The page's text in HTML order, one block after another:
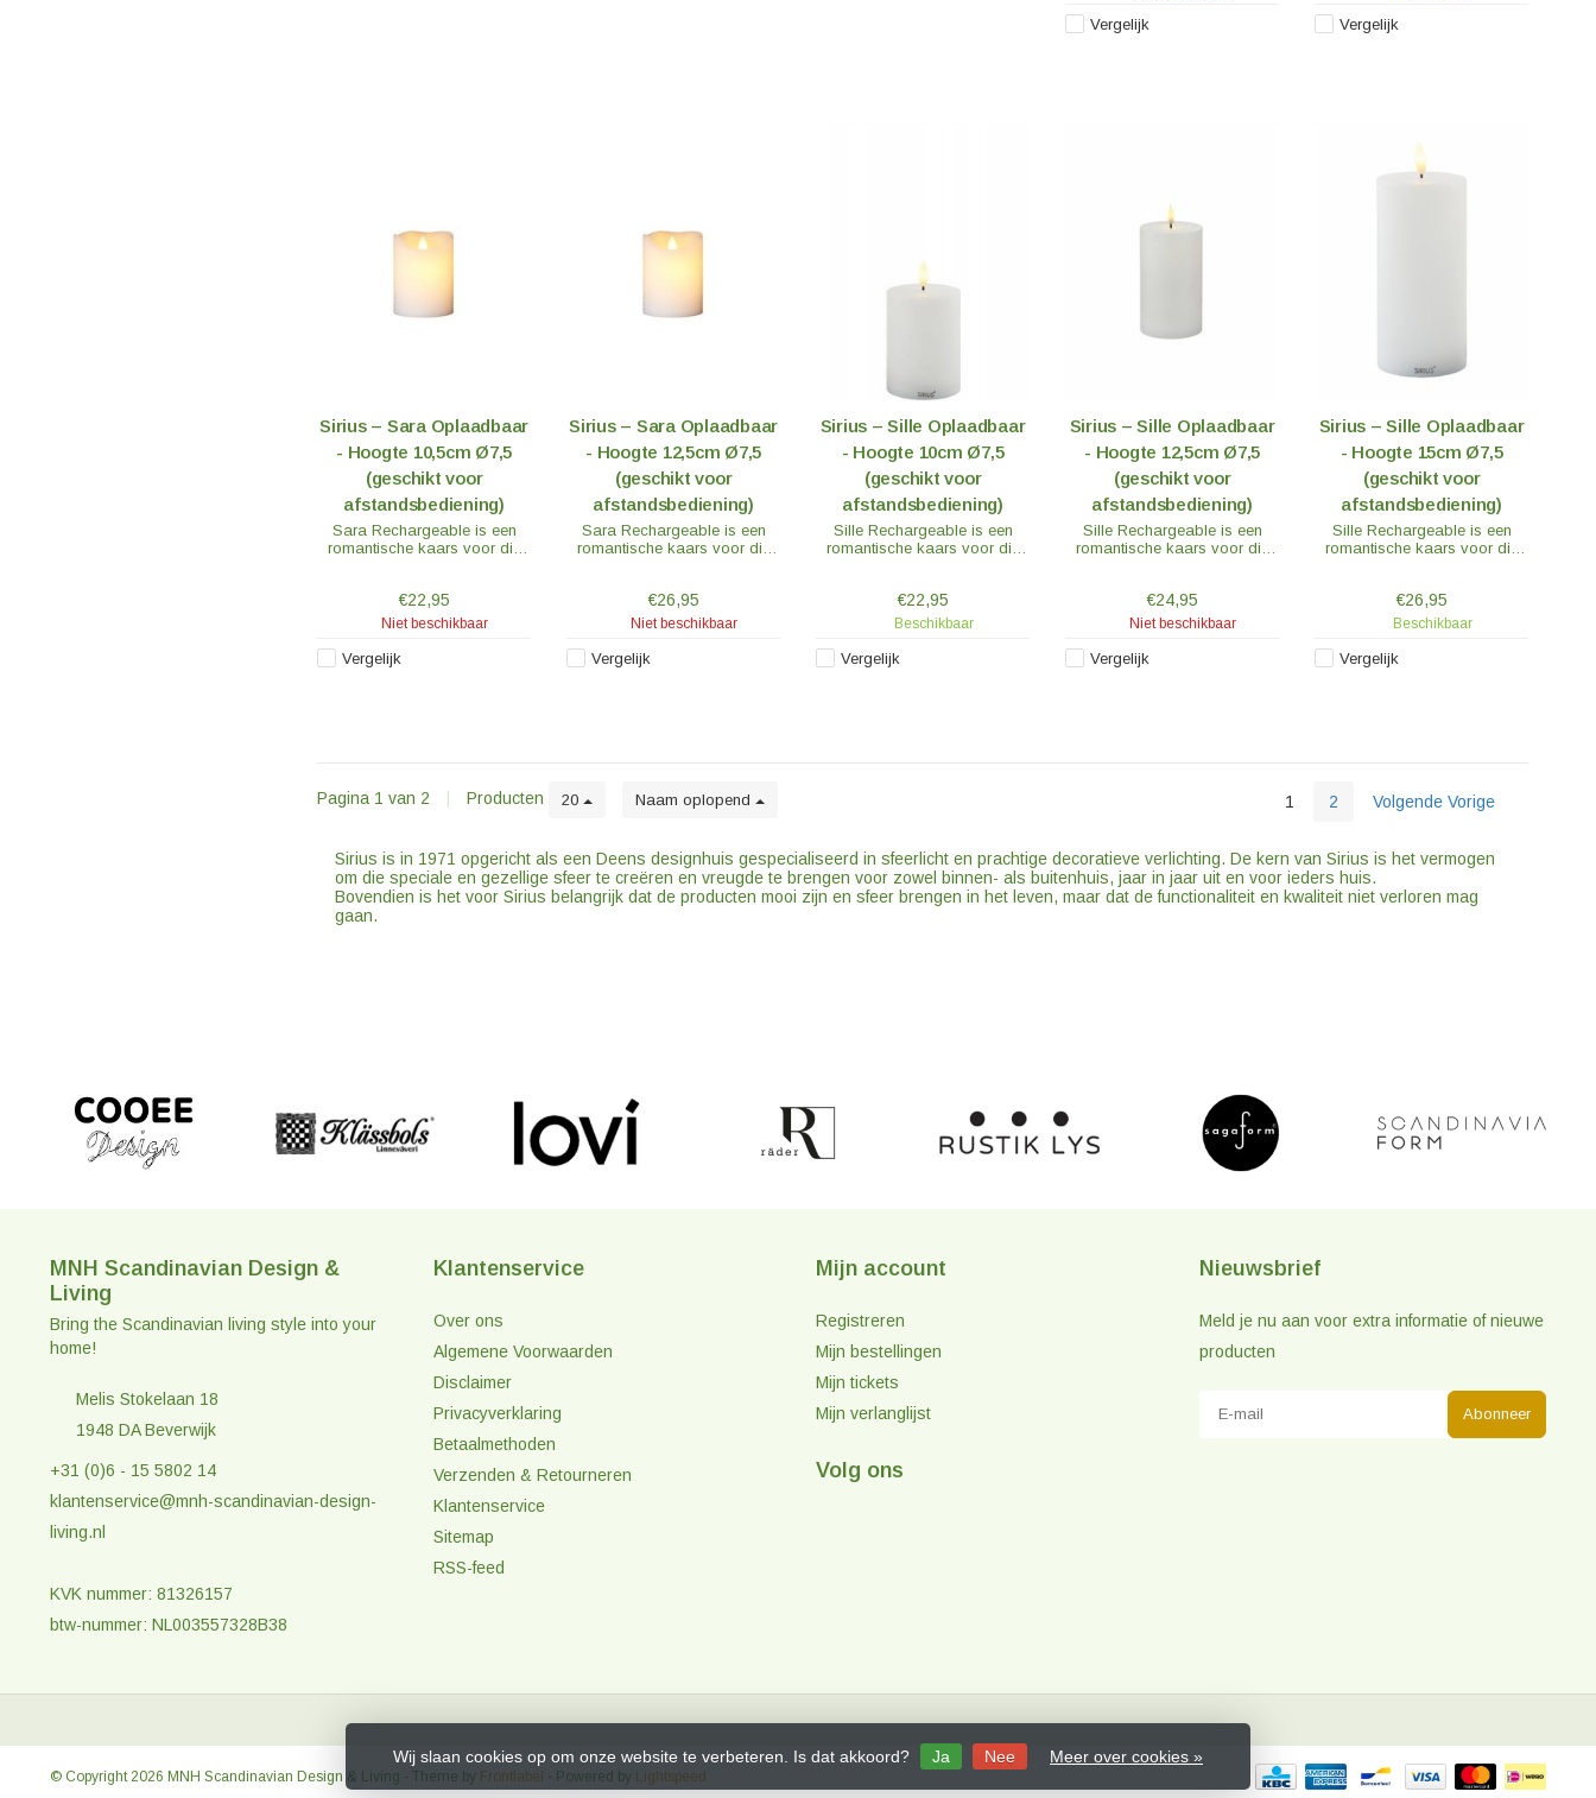
Vergelijk Vergelijk
Sirius – Sara Oplaadbaar
- Hoogte 10,5cm Ø7,5
(geschikt voor
afstandsbediening)
Sara Rechargeable is een
romantische kaars voor die
van stearine. De dynamiek
van de vlam en het design
authentiek en warm licht.
€22,95
Niet beschikbaar
Vergelijk
Sirius – Sara Oplaadbaar
- Hoogte 12,5cm Ø7,5
(geschikt voor
afstandsbediening)
Sara Rechargeable is een
romantische kaars voor die
van stearine. De dynamiek
van de vlam en het design
authentiek en warm licht.
€26,95
Niet beschikbaar
Vergelijk
Sirius – Sille Oplaadbaar
- Hoogte 10cm Ø7,5
(geschikt voor
afstandsbediening)
Sille Rechargeable is een
romantische kaars voor die
en lont maakt van Sille de
meest levensechte LED-kaars
€22,95
Beschikbaar
Vergelijk
Sirius – Sille Oplaadbaar
- Hoogte 12,5cm Ø7,5
(geschikt voor
afstandsbediening)
Sille Rechargeable is een
romantische kaars voor die
en lont maakt van Sille de
meest levensechte LED-kaars
€24,95
Niet beschikbaar
Vergelijk
Sirius – Sille Oplaadbaar
- Hoogte 15cm Ø7,5
(geschikt voor
afstandsbediening)
Sille Rechargeable is een
romantische kaars voor die
en lont maakt van Sille de
meest levensechte LED-kaars
€26,95
Beschikbaar
Vergelijk
Pagina 1 van 2 Producten 20 Naam oplopend 1 2 Volgende Vorige
Sirius is in 1971 opgericht als een Deens designhuis gespecialiseerd in sfeerlicht en prachtige decoratieve verlichting. De kern van Sirius is het vermogen
om die speciale en gezellige sfeer te creëren en vreugde te brengen voor zowel binnen- als buitenhuis, jaar in jaar uit en voor ieders huis.
Bovendien is het voor Sirius belangrijk dat de producten mooi zijn en sfeer brengen in het leven, maar dat de functionaliteit en kwaliteit niet verloren mag
gaan.
MNH Scandinavian Design &
Living
Bring the Scandinavian living style into your
home!
Melis Stokelaan 18
1948 DA Beverwijk
+31 (0)6 - 15 5802 14
klantenservice@mnh-scandinavian-design-
living.nl
KVK nummer: 81326157
btw-nummer: NL003557328B38
Klantenservice
Over ons
Algemene Voorwaarden
Disclaimer
Privacyverklaring
Betaalmethoden
Verzenden & Retourneren
Klantenservice
Sitemap
RSS-feed
Mijn account
Registreren
Mijn bestellingen
Mijn tickets
Mijn verlanglijst
Volg ons
Nieuwsbrief
Meld je nu aan voor extra informatie of nieuwe
producten
Abonneer
Wij slaan cookies op om onze website te verbeteren. Is dat akkoord? Ja Nee Meer over cookies »
© Copyright 2026 MNH Scandinavian Design & Living - Theme by Frontlabel - Powered by Lightspeed